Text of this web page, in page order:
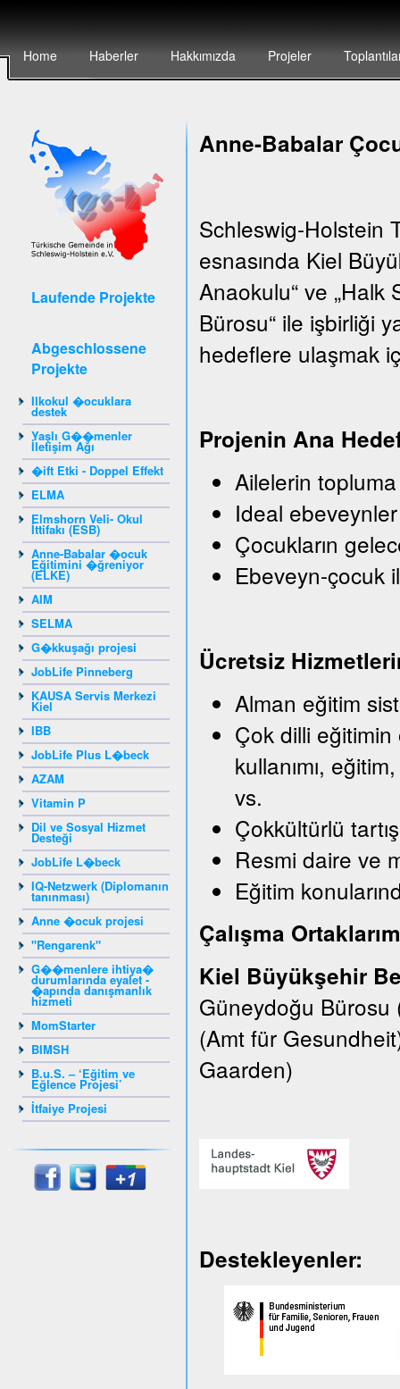
Home Haberler Hakkımızda Projeler
Laufende Projekte
Abgeschlossene
Projekte
Ilkokul �ocuklara
destek
Yaşlı G��menler
İletişim Ağı
�ift Etki - Doppel Effekt
ELMA
Elmshorn Veli- Okul
İttifakı (ESB)
Anne-Babalar �ocuk
Eğitimini �ğreniyor
(ELKE)
AIM
SELMA
G�kkuşağı projesi
JobLife Pinneberg
KAUSA Servis Merkezi
Kiel
IBB
JobLife Plus L�beck
AZAM
Vitamin P
Dil ve Sosyal Hizmet
Desteği
JobLife L�beck
IQ-Netzwerk (Diplomanın
tanınması)
Anne �ocuk projesi
"Rengarenk"
G��menlere ihtiya�
durumlarında eyalet -
�apında danışmanlık
hizmeti
MomStarter
BIMSH
B.u.S. – ‘Eğitim ve
Eğlence Projesi’
İtfaiye Projesi
Anne-Babalar
Schleswig-Holstein
esnasında Kiel
Anaokulu“ ve „Halk
Bürosu“ ile işbirliği
hedeflere ulaşmak
Projenin Ana
Ailelerin topluma
Ideal
Çocukların
Ebeveyn-çocuk
Ücretsiz
Alman eğitim
Çok dilli
kullanımı,
vs.
Çokkültürlü
Resmi daire ve
Eğitim
Çalışma
Kiel Büyükşehir
Güneydoğu Bürosu
(Amt für
Gaarden)
Destekleyenler: